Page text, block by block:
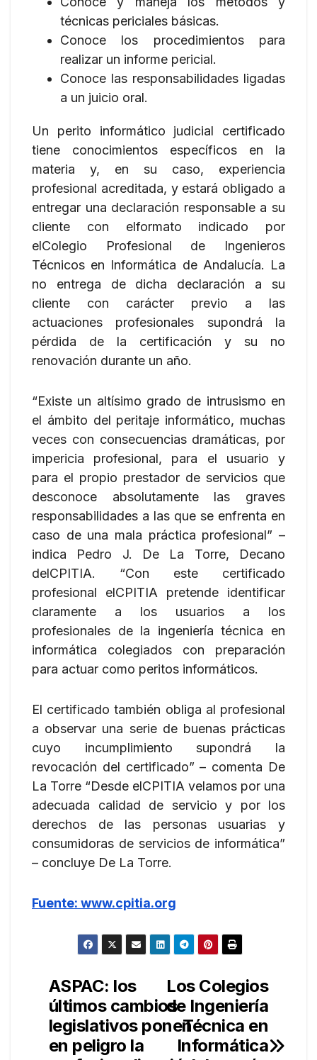
técnicas periciales básicas.
Conoce los procedimientos para
realizar un informe pericial.
Conoce las responsabilidades ligadas
a un juicio oral.
Un perito informático judicial certificado
tiene conocimientos específicos en la
materia y, en su caso, experiencia
profesional acreditada, y estará obligado a
entregar una declaración responsable a su
cliente con elformato indicado por
elColegio Profesional de Ingenieros
Técnicos en Informática de Andalucía. La
no entrega de dicha declaración a su
cliente con carácter previo a las
actuaciones profesionales supondrá la
pérdida de la certificación y su no
renovación durante un año.
“Existe un altísimo grado de intrusismo en
el ámbito del peritaje informático, muchas
veces con consecuencias dramáticas, por
impericia profesional, para el usuario y
para el propio prestador de servicios que
desconoce absolutamente las graves
responsabilidades a las que se enfrenta en
caso de una mala práctica profesional” –
indica Pedro J. De La Torre, Decano
delCPITIA. “Con este certificado
profesional elCPITIA pretende identificar
claramente a los usuarios a los
profesionales de la ingeniería técnica en
informática colegiados con preparación
para actuar como peritos informáticos.
El certificado también obliga al profesional
a observar una serie de buenas prácticas
cuyo incumplimiento supondrá la
revocación del certificado” – comenta De
La Torre “Desde elCPITIA velamos por una
adecuada calidad de servicio y por los
derechos de las personas usuarias y
consumidoras de servicios de informática”
– concluye De La Torre.
Fuente: www.cpitia.org
Navegación
de
entradas
Los Colegios
de Ingeniería
Técnica en
Informática
ASPAC: los
últimos cambios
legislativos ponen
en peligro la